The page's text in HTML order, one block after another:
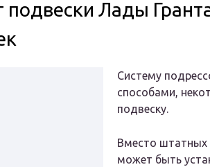
подвески Лады
Систему
способами,
подвеску.
Вместо штатных
может быть